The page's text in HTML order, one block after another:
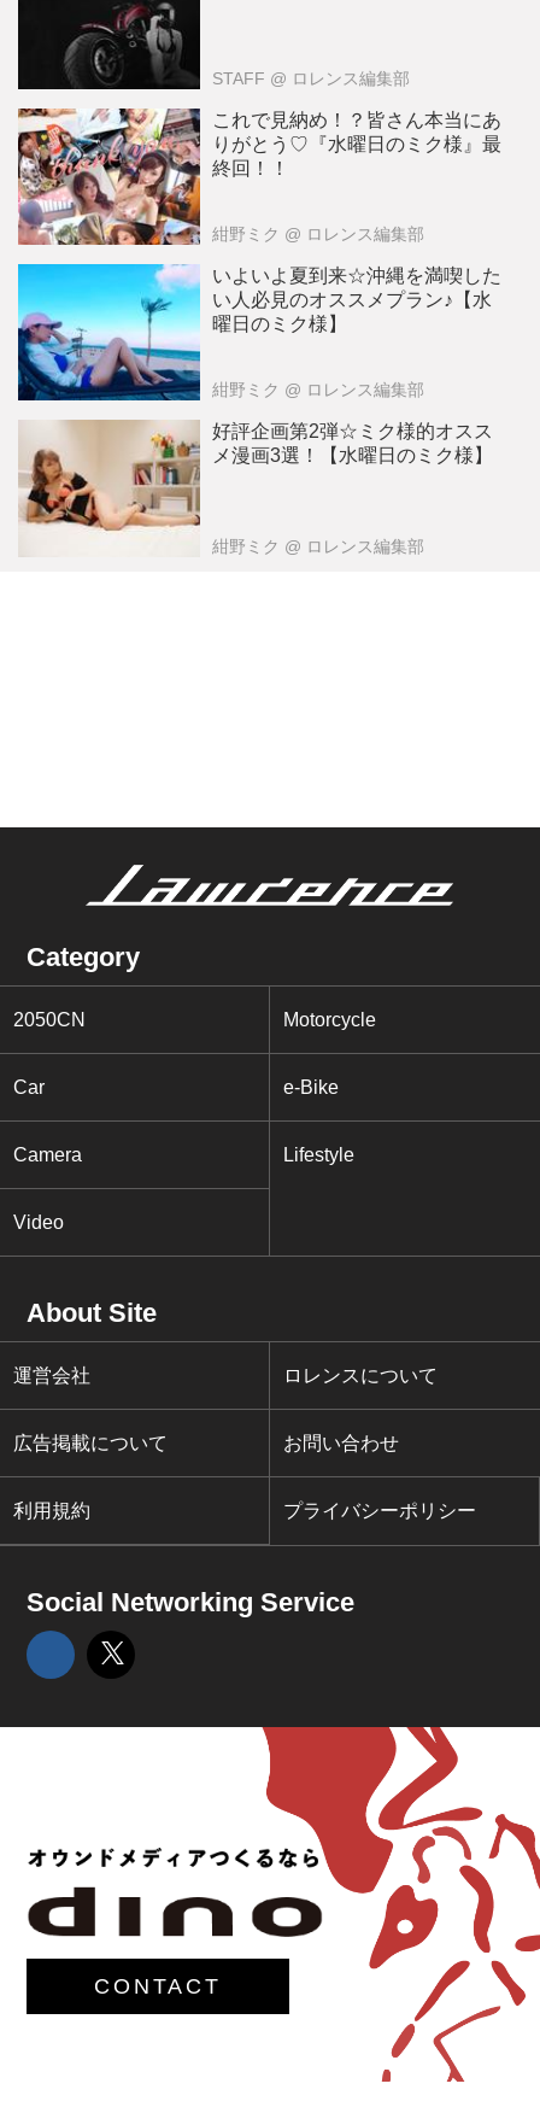
STAFF @ ロレンス編集部
これで見納め！？皆さん本当にあ
りがとう♡『水曜日のミク様』最
終回！！
紺野ミク @ ロレンス編集部
いよいよ夏到来☆沖縄を満喫した
い人必見のオススメプラン♪【水
曜日のミク様】
紺野ミク @ ロレンス編集部
好評企画第2弾☆ミク様的オスス
メ漫画3選！【水曜日のミク様】
紺野ミク @ ロレンス編集部
Category
2050CN Motorcycle
Car e-Bike
Camera Lifestyle
Video
About Site
運営会社 ロレンスについて
広告掲載について お問い合わせ
利用規約 プライバシーポリシー
Social Networking Service
CONTACT